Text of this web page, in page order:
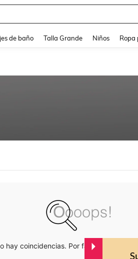
de baño Talla Grande Niños Ropa
hay coincidencias. Por favor inténtalo de